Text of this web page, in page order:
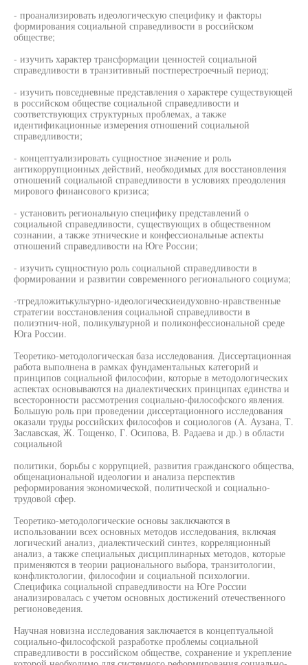
- проанализировать идеологическую специфику и факторы
формирования социальной справедливости в российском
обществе;
- изучить характер трансформации ценностей социальной
справедливости в транзитивный постперестроечный период;
- изучить повседневные представления о характере существующей
в российском обществе социальной справедливости и
соответствующих структурных проблемах, а также
идентификационные измерения отношений социальной
справедливости;
- концептуализировать сущностное значение и роль
антикоррупционных действий, необходимых для восстановления
отношений социальной справедливости в условиях преодоления
мирового финансового кризиса;
- установить региональную специфику представлений о
социальной справедливости, существующих в общественном
сознании, а также этнические и конфессиональные аспекты
отношений справедливости на Юге России;
- изучить сущностную роль социальной справедливости в
формировании и развитии современного регионального социума;
-тгредложитькультурно-идеологическиеидуховно-нравственные
стратегии восстановления социальной справедливости в
полиэтнич-ной, поликультурной и поликонфессиональной среде
Юга России.
Теоретико-методологическая база исследования. Диссертационная
работа выполнена в рамках фундаментальных категорий и
принципов социальной философии, которые в методологических
аспектах основываются на диалектических принципах единства и
всесторонности рассмотрения социально-философского явления.
Большую роль при проведении диссертационного исследования
оказали труды российских философов и социологов (А. Аузана, Т.
Заславская, Ж. Тощенко, Г. Осипова, В. Радаева и др.) в области
социальной
политики, борьбы с коррупцией, развития гражданского общества,
общенациональной идеологии и анализа перспектив
реформирования экономической, политической и социально-
трудовой сфер.
Теоретико-методологические основы заключаются в
использовании всех основных методов исследования, включая
логический анализ, диалектический синтез, корреляционный
анализ, а также специальных дисциплинарных методов, которые
применяются в теории рационального выбора, транзитологии,
конфликтологии, философии и социальной психологии.
Специфика социальной справедливости на Юге России
анализировалась с учетом основных достижений отечественного
регионоведения.
Научная новизна исследования заключается в концептуальной
социально-философской разработке проблемы социальной
справедливости в российском обществе, сохранение и укрепление